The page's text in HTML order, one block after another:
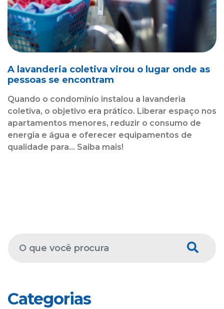
A lavanderia coletiva virou o lugar onde as
pessoas se encontram
Quando o condomínio instalou a lavanderia
coletiva, o objetivo era prático. Liberar espaço nos
apartamentos menores, reduzir o consumo de
energia e água e oferecer equipamentos de
qualidade para... Saiba mais!
Categorias